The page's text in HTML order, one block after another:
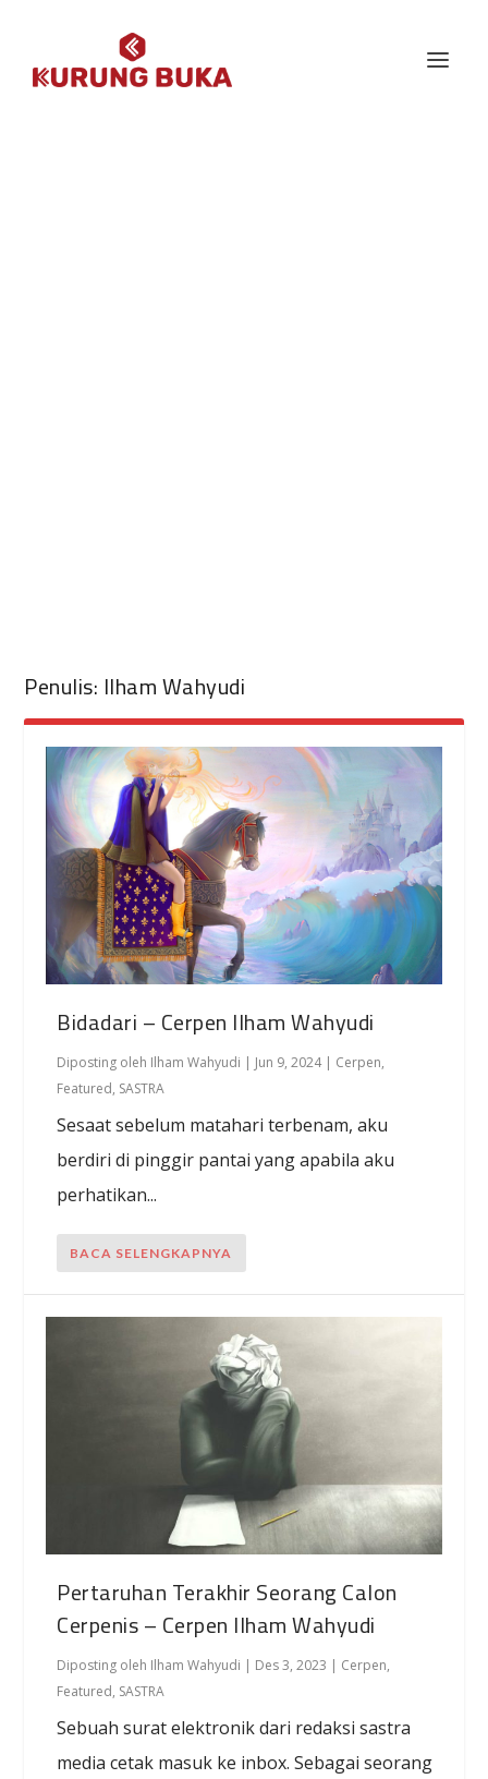
Penulis: Ilham Wahyudi
Bidadari – Cerpen Ilham Wahyudi
Diposting oleh Ilham Wahyudi | Jun 9, 2024| Cerpen,
Featured, SASTRA
Sesaat sebelum matahari terbenam, aku
berdiri di pinggir pantai yang apabila aku
perhatikan...
BACA SELENGKAPNYA
Pertaruhan Terakhir Seorang Calon
Cerpenis – Cerpen Ilham Wahyudi
Diposting oleh Ilham Wahyudi | Des 3, 2023 | Cerpen,
Featured, SASTRA
Sebuah surat elektronik dari redaksi sastra
media cetak masuk ke inbox. Sebagai seorang